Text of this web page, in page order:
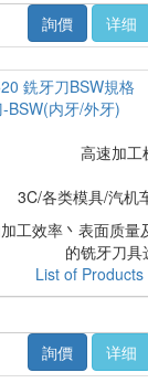
詢價
详细
BSW(内牙/外牙)
高速加工
3C/各类模具/汽机
工效率丶表面质量
的铣牙刀具
List of Products
詢價
详细